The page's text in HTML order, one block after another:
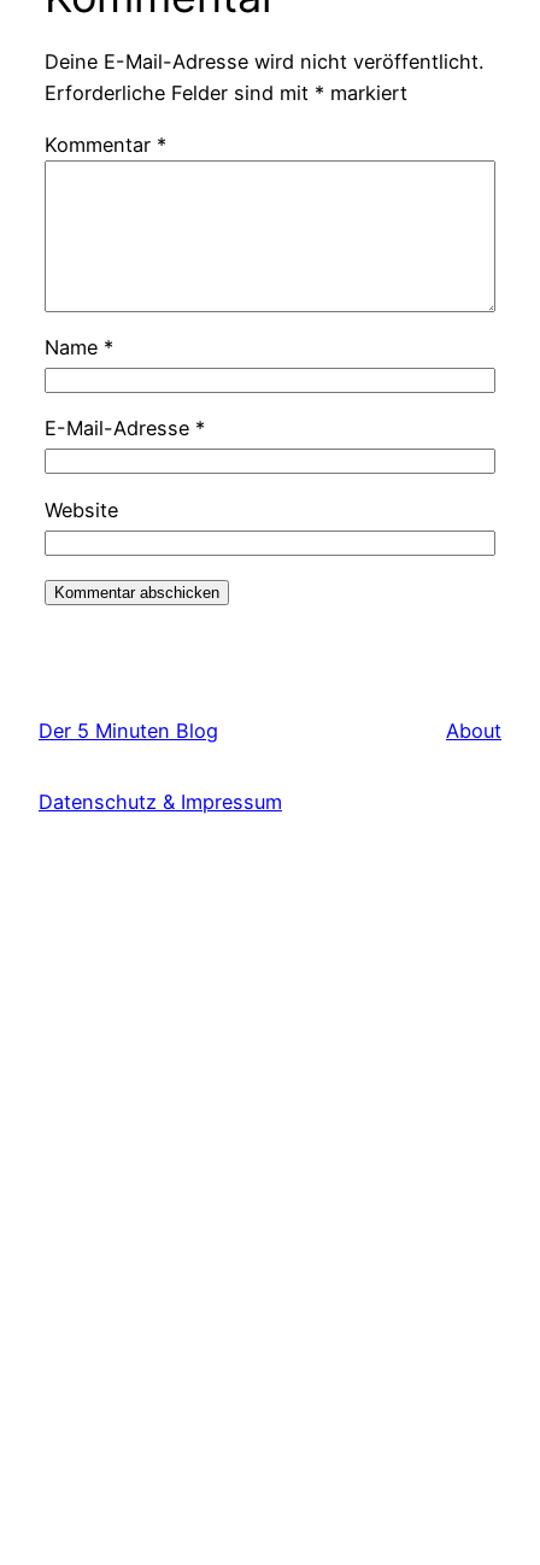
Deine E-Mail-Adresse wird nicht veröffentlicht.
Erforderliche Felder sind mit * markiert
Kommentar *
Name *
E-Mail-Adresse *
Website
Der 5 Minuten Blog About
Datenschutz & Impressum